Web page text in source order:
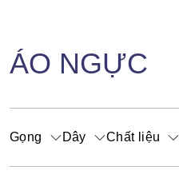
ÁO NGỰC
Gọng Dây Chất liệu